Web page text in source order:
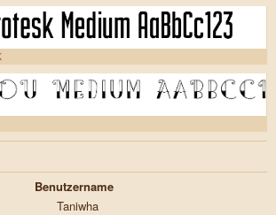
Benutzername
Taniwha